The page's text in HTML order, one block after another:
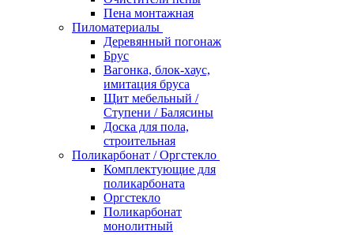
Пена монтажная
Пиломатериалы
Деревянный погонаж
Брус
Вагонка, блок-хаус,
имитация бруса
Щит мебельный /
Ступени / Балясины
Доска для пола,
строительная
Поликарбонат / Оргстекло
Комплектующие для
поликарбоната
Оргстекло
Поликарбонат
монолитный